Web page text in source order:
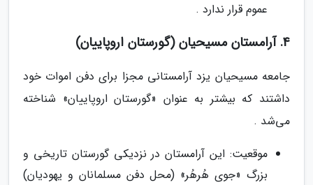
عموم قرار ندارد .
4. آرامستان مسیحیان (گورستان اروپاییان)
جامعه مسیحیان یزد آرامستانی مجزا برای دفن اموات خود
داشتند که بیشتر به عنوان «گورستان اروپاییان» شناخته
می‌شد .
موقعیت: این آرامستان در نزدیکی گورستان تاریخی و
بزرگ «جوی هُرهُر» (محل دفن مسلمانان و یهودیان)